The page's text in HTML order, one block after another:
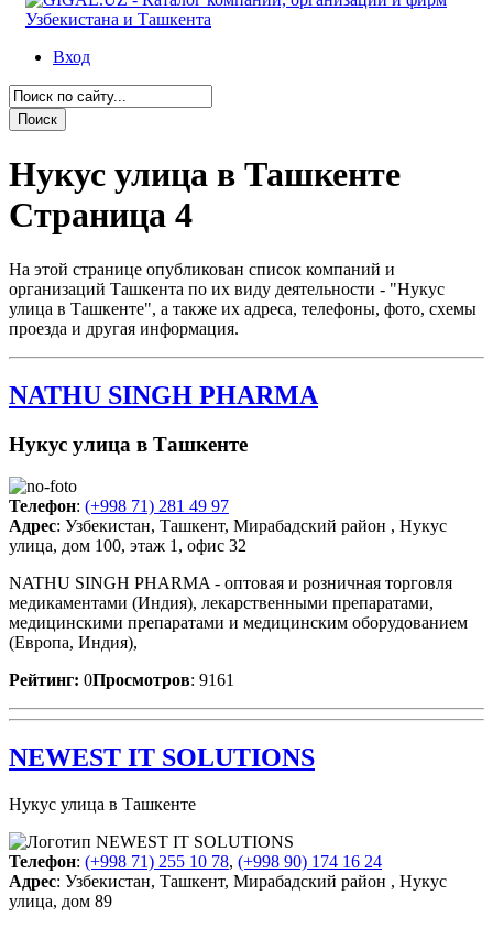
Вход
Нукус улица в Ташкенте
Страница 4
На этой странице опубликован список компаний и
организаций Ташкента по их виду деятельности - "Нукус
улица в Ташкенте", а также их адреса, телефоны, фото, схемы
проезда и другая информация.
NATHU SINGH PHARMA
Нукус улица в Ташкенте
Телефон: (+998 71) 281 49 97
Адрес: Узбекистан, Ташкент, Мирабадский район , Нукус
улица, дом 100, этаж 1, офис 32
NATHU SINGH PHARMA - оптовая и розничная торговля
медикаментами (Индия), лекарственными препаратами,
медицинскими препаратами и медицинским оборудованием
(Европа, Индия),
Рейтинг: 0Просмотров: 9161
NEWEST IT SOLUTIONS
Нукус улица в Ташкенте
Телефон: (+998 71) 255 10 78, (+998 90) 174 16 24
Адрес: Узбекистан, Ташкент, Мирабадский район , Нукус
улица, дом 89